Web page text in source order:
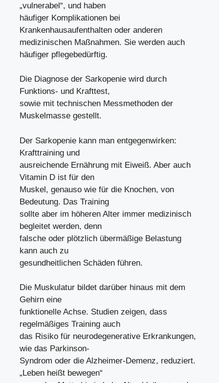
„vulnerabel“, und haben
häufiger Komplikationen bei
Krankenhausaufenthalten oder anderen
medizinischen Maßnahmen. Sie werden auch
häufiger pflegebedürftig.
Die Diagnose der Sarkopenie wird durch
Funktions- und Krafttest,
sowie mit technischen Messmethoden der
Muskelmasse gestellt.
Der Sarkopenie kann man entgegenwirken:
Krafttraining und
ausreichende Ernährung mit Eiweiß. Aber auch
Vitamin D ist für den
Muskel, genauso wie für die Knochen, von
Bedeutung. Das Training
sollte aber im höheren Alter immer medizinisch
begleitet werden, denn
falsche oder plötzlich übermäßige Belastung
kann auch zu
gesundheitlichen Schäden führen.
Die Muskulatur bildet darüber hinaus mit dem
Gehirn eine
funktionelle Achse. Studien zeigen, dass
regelmäßiges Training auch
das Risiko für neurodegenerative Erkrankungen,
wie das Parkinson-
Syndrom oder die Alzheimer-Demenz, reduziert.
„Leben heißt bewegen“